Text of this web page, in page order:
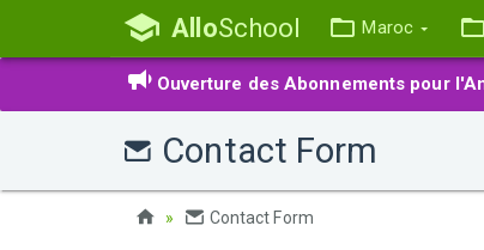
AlloSchool Maroc
Ouverture des Abonnements pour
Contact Form
Contact Form